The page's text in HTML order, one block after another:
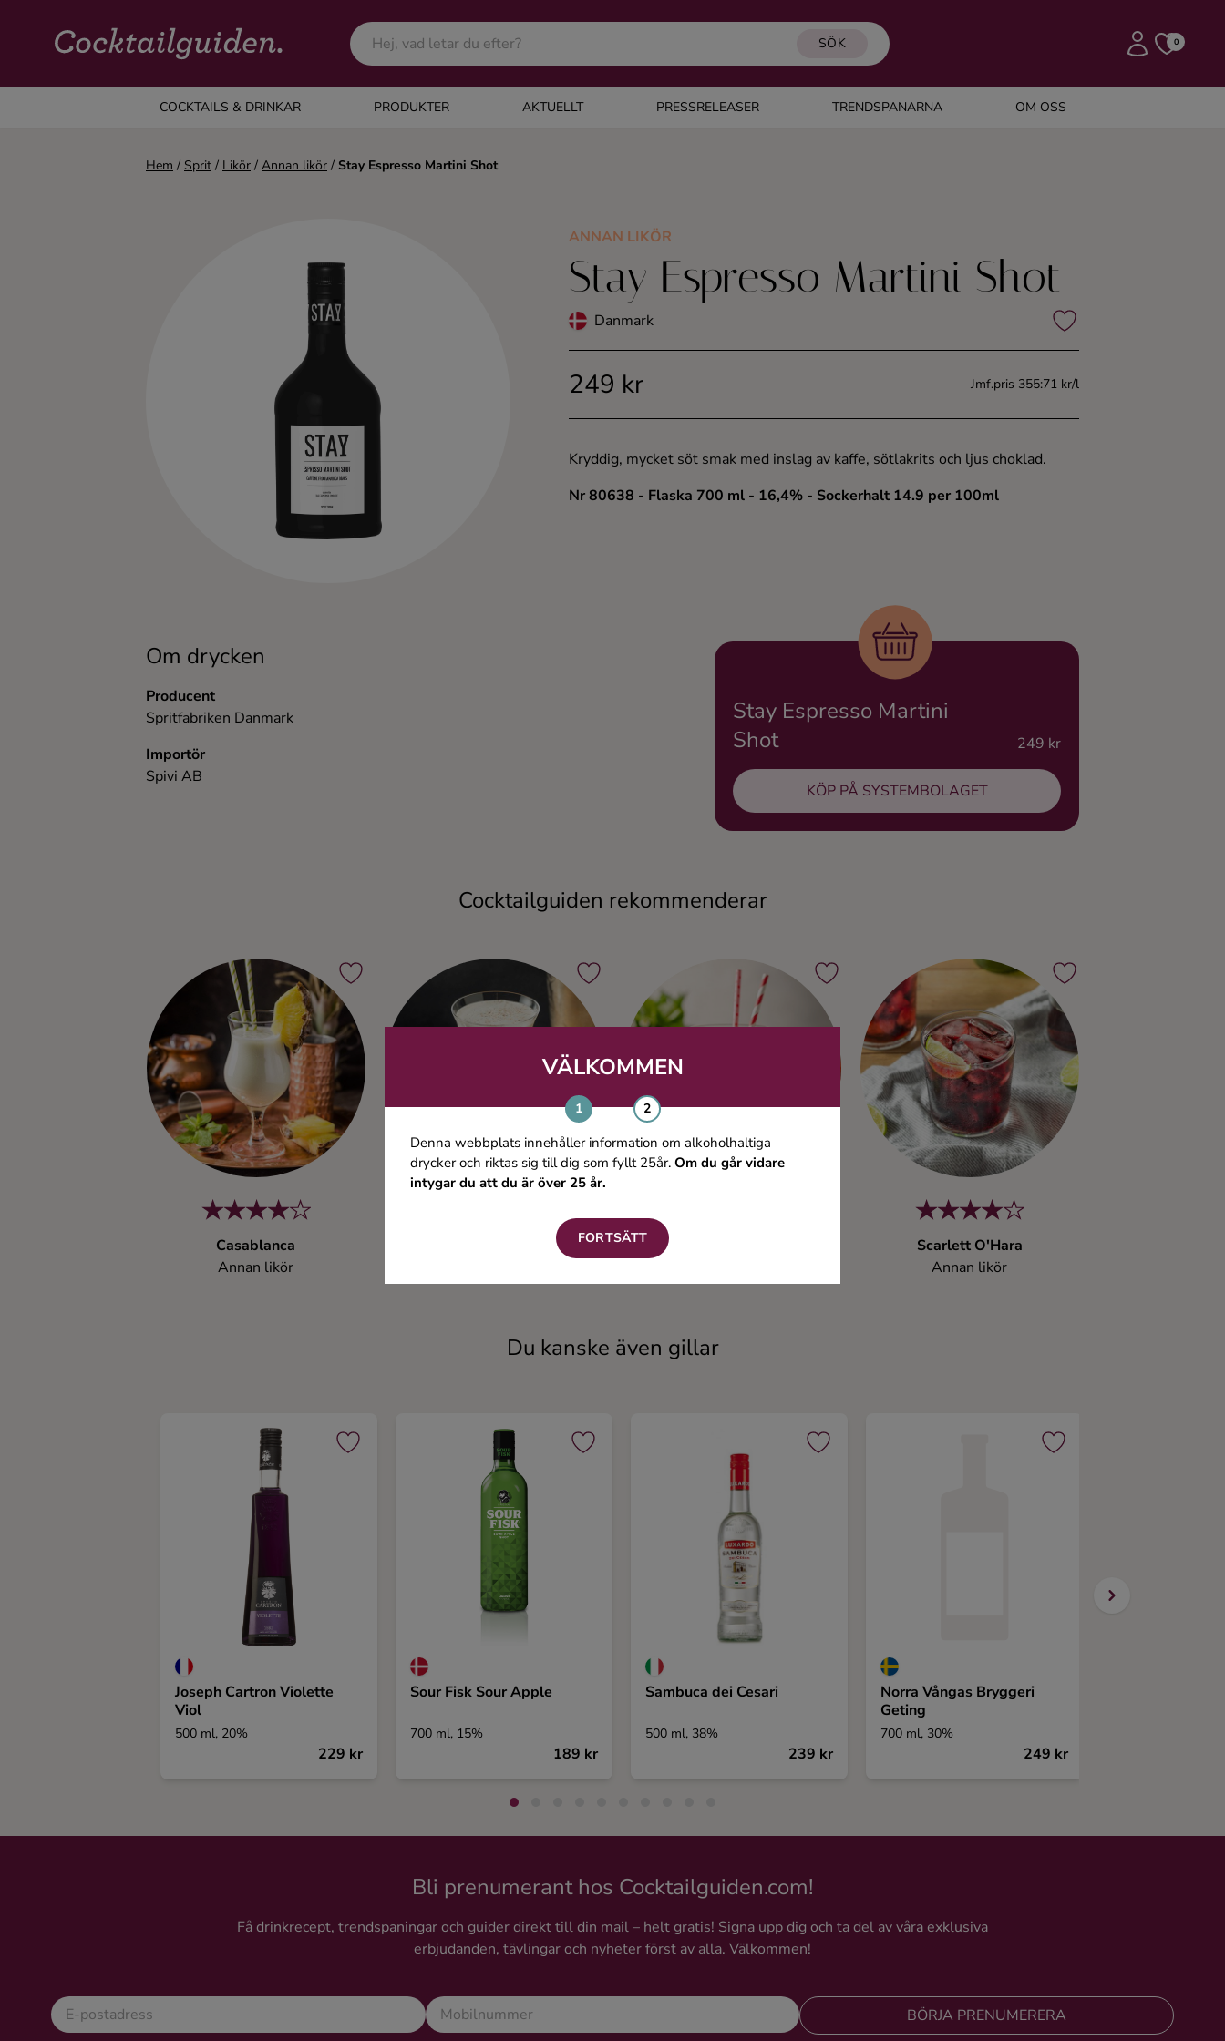
SÖK 0
COCKTAILS & DRINKAR PRODUKTER AKTUELLT PRESSRELEASER TRENDSPANARNA OM OSS
COCKTAILS & DRINKAR
Alla cocktails & drinkar
VÄLKOMMEN
Denna webbplats innehåller information om alkoholhaltiga
drycker och riktas sig till dig som fyllt 25år. Om du går vidare
intygar du att du är över 25 år.
FORTSÄTT
Hem / Sprit / Likör / Annan likör / Stay Espresso Martini Shot
ANNAN LIKÖR
Stay Espresso Martini Shot
Danmark
249 kr Jmf.pris 355:71 kr/l
Kryddig, mycket söt smak med inslag av kaffe, sötlakrits och ljus choklad.
Nr 80638 - Flaska 700 ml - 16,4% - Sockerhalt 14.9 per 100ml
Om drycken
Producent
Spritfabriken Danmark
Importör
Spivi AB
Stay Espresso Martini
Shot
249 kr
KÖP PÅ SYSTEMBOLAGET
Cocktailguiden rekommenderar
Casablanca
Annan likör
Scarlett O'Hara
Annan likör
Du kanske även gillar
Joseph Cartron Violette
Viol
500 ml, 20%
229 kr
Sour Fisk Sour Apple
700 ml, 15%
189 kr
Sambuca dei Cesari
500 ml, 38%
239 kr
Norra Vångas Bryggeri
Geting
700 ml, 30%
249 kr
Bli prenumerant hos Cocktailguiden.com!
Få drinkrecept, trendspaningar och guider direkt till din mail – helt gratis! Signa upp dig och ta del av våra exklusiva
erbjudanden, tävlingar och nyheter först av alla. Välkommen!
BÖRJA PRENUMERERA